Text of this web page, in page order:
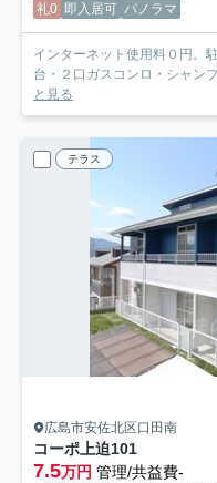
礼0 即入居可 パノラマ
インターネット使用料０円。
台・２口ガスコンロ・シャン
と見る
テラス
広島市安佐北区口田南
コーポ上迫101
7.5万円 管理/共益費-